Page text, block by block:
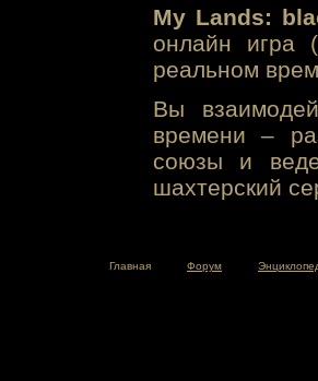
My Lands:
онлайн игра
реальном
Вы
времени –
союзы и
шахтерский
Главная Форум